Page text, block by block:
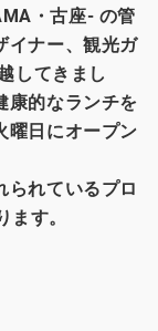
・古座- の管
イナー、観光ガ
してきまし
康的なランチを
曜日にオープン
られているプロ
す。